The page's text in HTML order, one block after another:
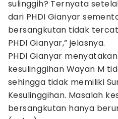
sulinggih? Ternyata
dari PHDI Gianyar
bersangkutan tidak
PHDI Gianyar,” jelasnya.
PHDI Gianyar
kesulinggihan Wayan M
sehingga tidak memiliki
Kesulinggihan. Masalah
bersangkutan hanya